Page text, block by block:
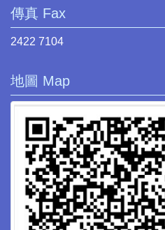
傳真 Fax
2422 7104
地圖 Map